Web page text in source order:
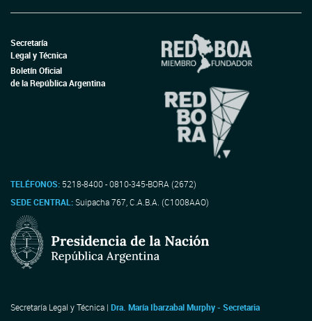
Secretaría
Legal y Técnica
Boletín Oficial
de la República Argentina
TELÉFONOS: 5218-8400 - 0810-345-BORA (2672)
SEDE CENTRAL:Suipacha 767, C.A.B.A. (C1008AAO)
Secretaría Legal y Técnica | Dra. María Ibarzabal Murphy - Secretaria